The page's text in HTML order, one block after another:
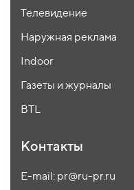
Телевидение
Наружная реклама
Indoor
Газеты и журналы
BTL
Контакты
E-mail: pr@ru-pr.ru